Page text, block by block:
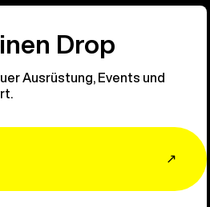
Drop
Ausrüstung, Events und
↗